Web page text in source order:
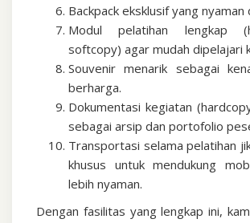
Backpack eksklusif yang nyaman
Modul pelatihan lengkap
softcopy) agar mudah dipelajari
Souvenir menarik sebagai
berharga.
Dokumentasi kegiatan
sebagai arsip dan portofolio
Transportasi selama pelatihan
khusus untuk mendukung
lebih nyaman.
Dengan fasilitas yang lengkap ini,